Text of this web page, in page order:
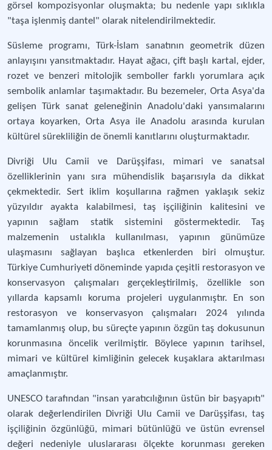
görsel kompozisyonlar oluşmakta; bu nedenle yapı sıklıkla
"taşa işlenmiş dantel" olarak nitelendirilmektedir.
Süsleme programı, Türk-İslam sanatının geometrik düzen
anlayışını yansıtmaktadır. Hayat ağacı, çift başlı kartal, ejder,
rozet ve benzeri mitolojik semboller farklı yorumlara açık
sembolik anlamlar taşımaktadır. Bu bezemeler, Orta Asya'da
gelişen Türk sanat geleneğinin Anadolu'daki yansımalarını
ortaya koyarken, Orta Asya ile Anadolu arasında kurulan
kültürel sürekliliğin de önemli kanıtlarını oluşturmaktadır.
Divriği Ulu Camii ve Darüşşifası, mimari ve sanatsal
özelliklerinin yanı sıra mühendislik başarısıyla da dikkat
çekmektedir. Sert iklim koşullarına rağmen yaklaşık sekiz
yüzyıldır ayakta kalabilmesi, taş işçiliğinin kalitesini ve
yapının sağlam statik sistemini göstermektedir. Taş
malzemenin ustalıkla kullanılması, yapının günümüze
ulaşmasını sağlayan başlıca etkenlerden biri olmuştur.
Türkiye Cumhuriyeti döneminde yapıda çeşitli restorasyon ve
konservasyon çalışmaları gerçekleştirilmiş, özellikle son
yıllarda kapsamlı koruma projeleri uygulanmıştır. En son
restorasyon ve konservasyon çalışmaları 2024 yılında
tamamlanmış olup, bu süreçte yapının özgün taş dokusunun
korunmasına öncelik verilmiştir. Böylece yapının tarihsel,
mimari ve kültürel kimliğinin gelecek kuşaklara aktarılması
amaçlanmıştır.
UNESCO tarafından "insan yaratıcılığının üstün bir başyapıtı"
olarak değerlendirilen Divriği Ulu Camii ve Darüşşifası, taş
işçiliğinin özgünlüğü, mimari bütünlüğü ve üstün evrensel
değeri nedeniyle uluslararası ölçekte korunması gereken